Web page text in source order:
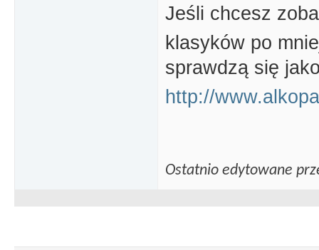
Jeśli chcesz
klasyków po
sprawdzą się
http://
Ostatnio edytowane